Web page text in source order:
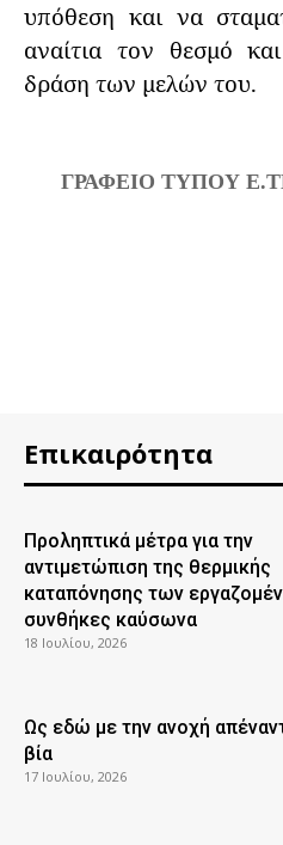
υπόθεση και να
αναίτια τον θεσμό
δράση των μελών του.
ΓΡΑΦΕΙΟ ΤΥΠΟΥ
Επικαιρότητα
Προληπτικά μέτρα για την
αντιμετώπιση της θερμικής
καταπόνησης των
συνθήκες καύσωνα
18 Ιουλίου, 2026
Ως εδώ με την ανοχή
βία
17 Ιουλίου, 2026